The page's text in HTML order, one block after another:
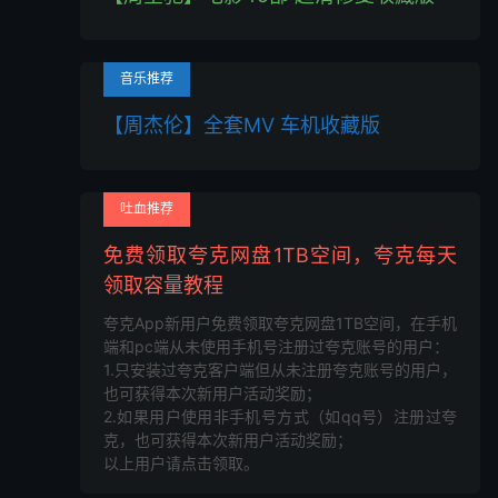
音乐推荐
【周杰伦】全套MV 车机收藏版
吐血推荐
免费领取夸克网盘1TB空间，夸克每天
领取容量教程
夸克App新用户免费领取夸克网盘1TB空间，在手机
端和pc端从未使用手机号注册过夸克账号的用户：
1.只安装过夸克客户端但从未注册夸克账号的用户，
也可获得本次新用户活动奖励；
2.如果用户使用非手机号方式（如qq号）注册过夸
克，也可获得本次新用户活动奖励；
以上用户请点击领取。